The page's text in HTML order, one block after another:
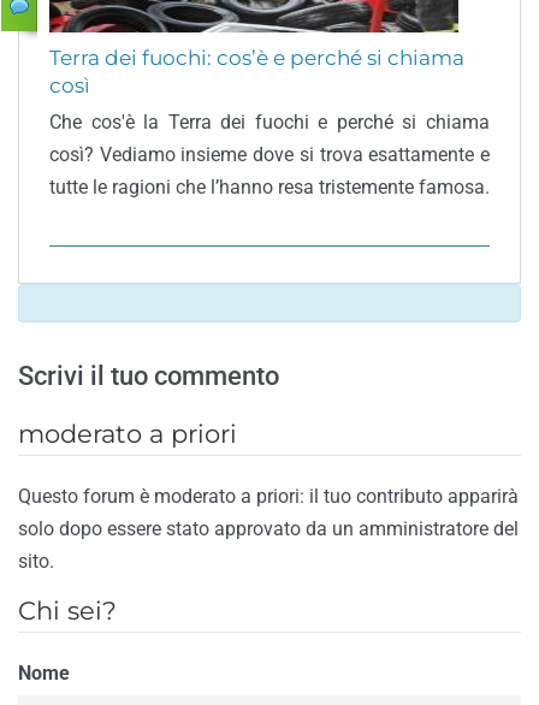
Terra dei fuochi: cos’è e perché si chiama
così
Che cos'è la Terra dei fuochi e perché si chiama
così? Vediamo insieme dove si trova esattamente e
tutte le ragioni che l’hanno resa tristemente famosa.
Scrivi il tuo commento
moderato a priori
Questo forum è moderato a priori: il tuo contributo apparirà
solo dopo essere stato approvato da un amministratore del
sito.
Chi sei?
Nome